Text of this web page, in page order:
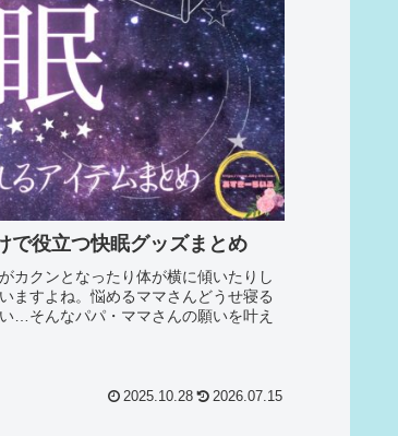
で役立つ快眠グッズまとめ
カクンとなったり体が横に傾いたりし
ますよね。悩めるママさんどうせ寝る
…そんなパパ・ママさんの願いを叶え
2025.10.28 2026.07.15